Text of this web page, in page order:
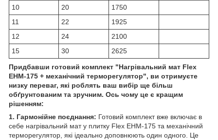
10
20
1750
11
22
1925
12
24
2100
15
30 2625
Придбавши готовий комплект "Нагрівальний мат Flex
EHM-175 + механічний терморегулятор", ви отримуєте
низку переваг, які роблять ваш вибір ще більш
обґрунтованим та зручним. Ось чому це є кращим
рішенням:
1. Гармонійне поєднання: Готовий комплект вже включає в
себе нагрівальний мат у плитку Flex EHM-175 та механічний
терморегулятор, які ідеально доповнюють один одного. Це